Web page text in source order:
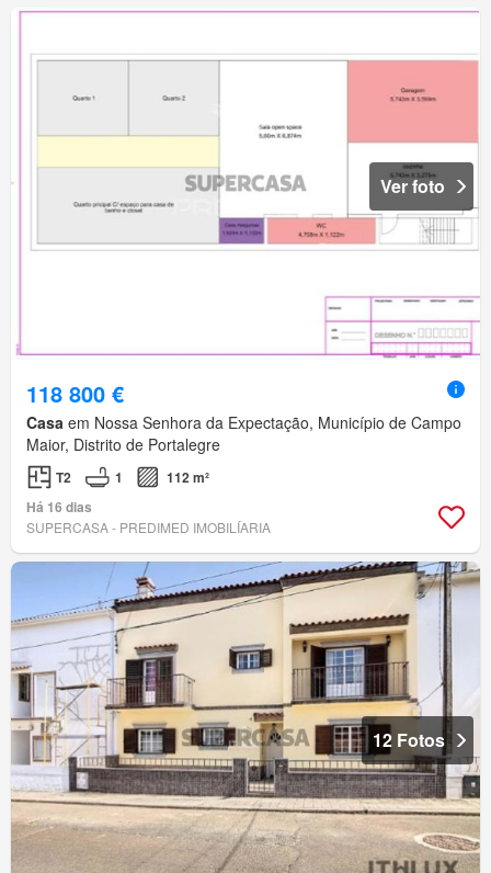
Ver foto
118 800 €
Casa em Nossa Senhora da Expectação, Município de Campo
Maior, Distrito de Portalegre
T2 1
112 m²
Há 16 dias
SUPERCASA - PREDIMED IMOBILÍARIA
12 Fotos